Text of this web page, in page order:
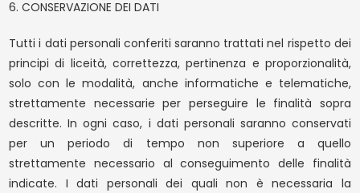
6. CONSERVAZIONE DEI DATI
Tutti i dati personali conferiti saranno trattati nel rispetto dei
principi di liceità, correttezza, pertinenza e proporzionalità,
solo con le modalità, anche informatiche e telematiche,
strettamente necessarie per perseguire le finalità sopra
descritte. In ogni caso, i dati personali saranno conservati
per un periodo di tempo non superiore a quello
strettamente necessario al conseguimento delle finalità
indicate. I dati personali dei quali non è necessaria la